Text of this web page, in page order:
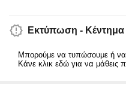
Εκτύπωση - Κέντημα
Μπορούμε να τυπώσουμε ή να
Κάνε κλικ εδώ για να μάθεις